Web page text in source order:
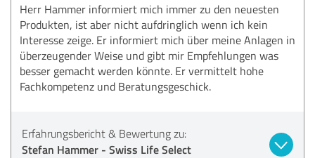
Herr Hammer informiert mich immer zu den neuesten
Produkten, ist aber nicht aufdringlich wenn ich kein
Interesse zeige. Er informiert mich über meine Anlagen in
überzeugender Weise und gibt mir Empfehlungen was
besser gemacht werden könnte. Er vermittelt hohe
Fachkompetenz und Beratungsgeschick.
Erfahrungsbericht & Bewertung zu:
Stefan Hammer - Swiss Life Select